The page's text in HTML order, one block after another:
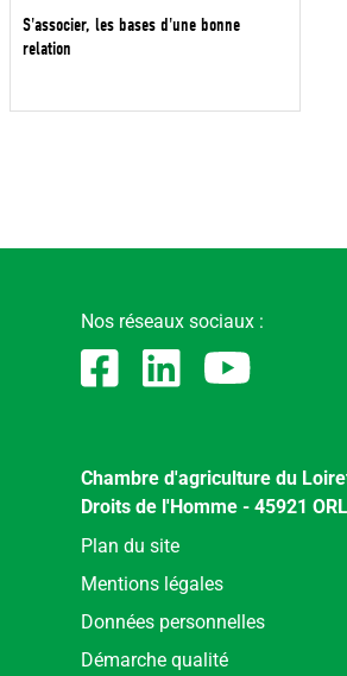
S'associer, les bases d'une bonne
relation
Nos réseaux sociaux :
Chambre d'agriculture du
Droits de l'Homme - 45921
Menu
Pied
de
page
Plan du site
Mentions légales
Données personnelles
Démarche qualité